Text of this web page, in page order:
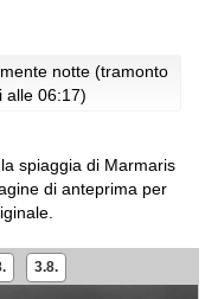
notte (tramonto
alle 06:17)
spiaggia di Marmaris
di anteprima per
3.8.